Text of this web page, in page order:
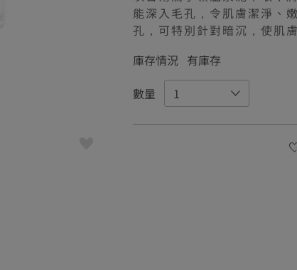
能深入毛孔，令肌膚潔淨、
孔，可特別針對暗沉，使肌
庫存情況 有庫存
數量